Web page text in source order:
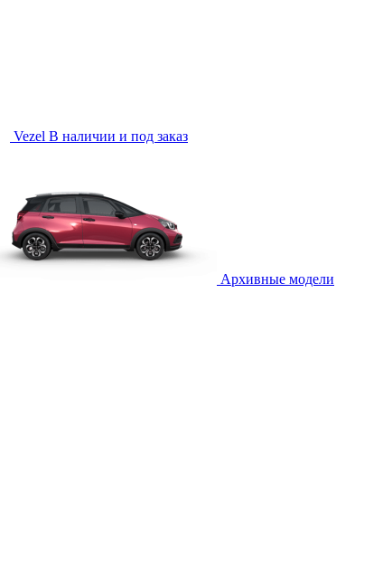
Vezel В наличии и под заказ
Архивные модели